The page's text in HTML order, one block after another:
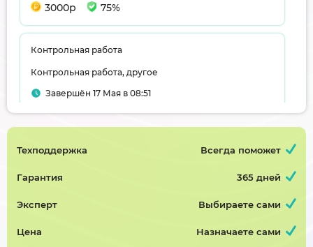
3000р 75%
Контрольная работа
Контрольная работа, другое
Завершён 17 Мая в 08:51
Особенности педагогического процесса
Контрольная работа, педагогическая психология
600р
Техподдержка Всегда поможет
Гарантия 365 дней
Эксперт Выбираете сами
Цена Назначаете сами